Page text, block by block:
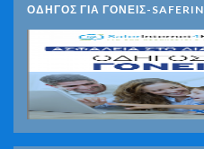
ΟΔΗΓΟΣ ΓΙΑ ΓΟΝΕΙΣ-